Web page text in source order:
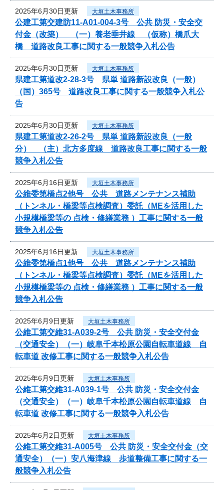
2025年6月30日更新 大垣土木事務所
公建工第交建防11-A01-004-3号 公共 防災・安全交
付金（改築） （一）養老垂井線 （仮称）橋爪大
橋 道路改良工事に関する一般競争入札公告
2025年6月30日更新 大垣土木事務所
県建工第道改2-28-3号 県単 道路新設改良（一般）
（国）365号 道路改良工事に関する一般競争入札公
告
2025年6月30日更新 大垣土木事務所
県建工第道改2-26-2号 県単 道路新設改良（一般
分） （主）北方多度線 道路改良工事に関する一般
競争入札公告
2025年6月16日更新 大垣土木事務所
公維委第橋点2他号 公共 道路メンテナンス補助
（トンネル・橋梁等点検調査）委託（MEを活用した
小規模橋梁等の 点検・修繕業務 ）工事に関する一般
競争入札公告
2025年6月16日更新 大垣土木事務所
公維委第橋点1他号 公共 道路メンテナンス補助
（トンネル・橋梁等点検調査）委託（MEを活用した
小規模橋梁等の 点検・修繕業務 ）工事に関する一般
競争入札公告
2025年6月9日更新 大垣土木事務所
公維工第交維31-A039-2号 公共 防災・安全交付金
（交通安全）（一）岐阜千本松原公園自転車道線 自
転車道 改修工事に関する一般競争入札公告
2025年6月9日更新 大垣土木事務所
公維工第交維31-A039-1号 公共 防災・安全交付金
（交通安全）（一）岐阜千本松原公園自転車道線 自
転車道 改修工事に関する一般競争入札公告
2025年6月2日更新 大垣土木事務所
公維工第交維31-A005号 公共 防災・安全交付金（交
通安全）（一）安八海津線 歩道整備工事に関する一
般競争入札公告